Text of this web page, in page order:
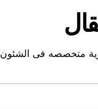
متخصصه فى الشئون